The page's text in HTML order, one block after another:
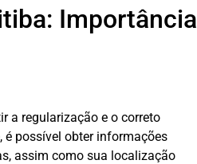
Importância
a regularização e o correto
é possível obter informações
assim como sua localização